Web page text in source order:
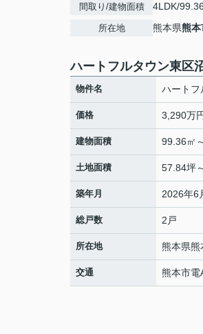
間取り/建物面積 4LDK/
所在地 熊本県熊本
ハートフルタウン東区
物件名 ハートフ
価格 3,290万
建物面積 99.36㎡
土地面積 57.84坪
築年月 2026年6
総戸数 2戸
所在地 熊本県熊
交通 熊本市電